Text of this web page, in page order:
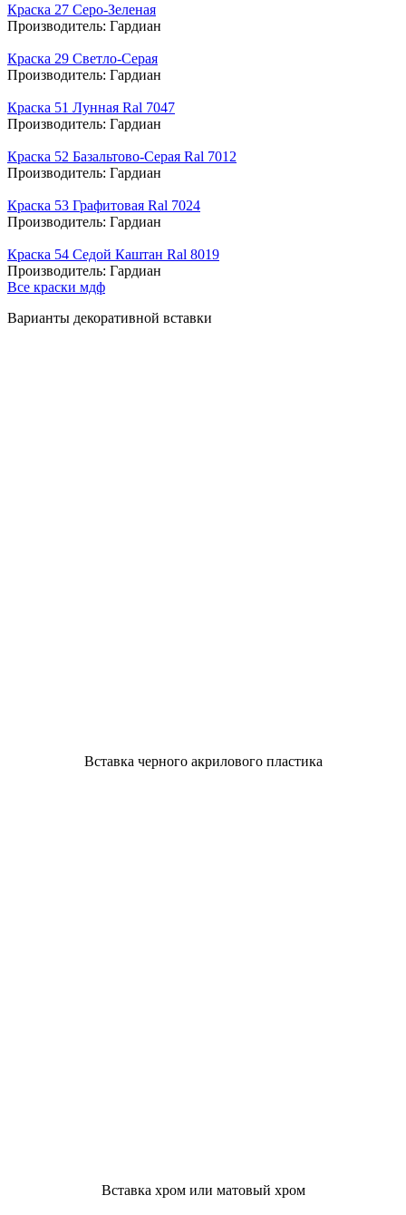
Краска 27 Серо-Зеленая
Производитель: Гардиан
Краска 29 Светло-Серая
Производитель: Гардиан
Краска 51 Лунная Ral 7047
Производитель: Гардиан
Краска 52 Базальтово-Серая Ral 7012
Производитель: Гардиан
Краска 53 Графитовая Ral 7024
Производитель: Гардиан
Краска 54 Седой Каштан Ral 8019
Производитель: Гардиан
Все краски мдф
Варианты декоративной вставки
Вставка черного акрилового пластика
Вставка хром или матовый хром